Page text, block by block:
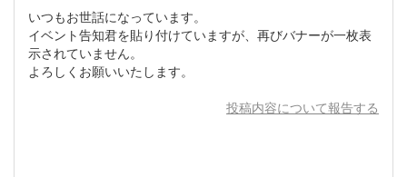
いつもお世話になっています。
イベント告知君を貼り付けていますが、再びバナーが一枚表
示されていません。
よろしくお願いいたします。
投稿内容について報告する